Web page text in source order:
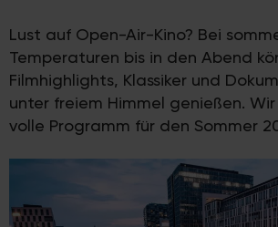
Lust auf Open-Air-Kino? Bei
Temperaturen bis in den Abend
Filmhighlights, Klassiker und
unter freiem Himmel genießen.
volle Programm für den Sommer